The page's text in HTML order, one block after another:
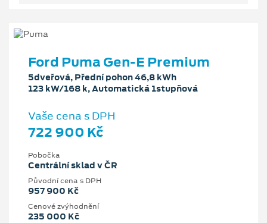
Ford Puma Gen-E Premium
5dveřová, Přední pohon 46,8 kWh
123 kW/168 k, Automatická 1stupňová
Vaše cena s DPH
722 900 Kč
Pobočka
Centrální sklad v ČR
Původní cena s DPH
957 900 Kč
Cenové zvýhodnění
235 000 Kč